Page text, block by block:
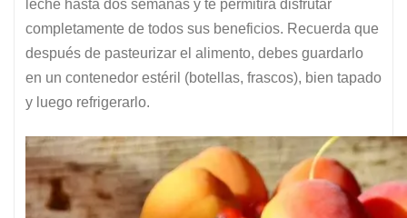
leche hasta dos semanas y te permitirá disfrutar
completamente de todos sus beneficios. Recuerda que
después de pasteurizar el alimento, debes guardarlo
en un contenedor estéril (botellas, frascos), bien tapado
y luego refrigerarlo.